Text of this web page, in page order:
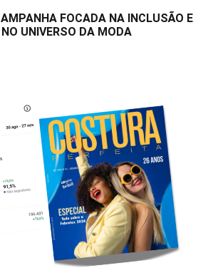
FOCADA NA INCLUSÃO E
UNIVERSO DA MODA